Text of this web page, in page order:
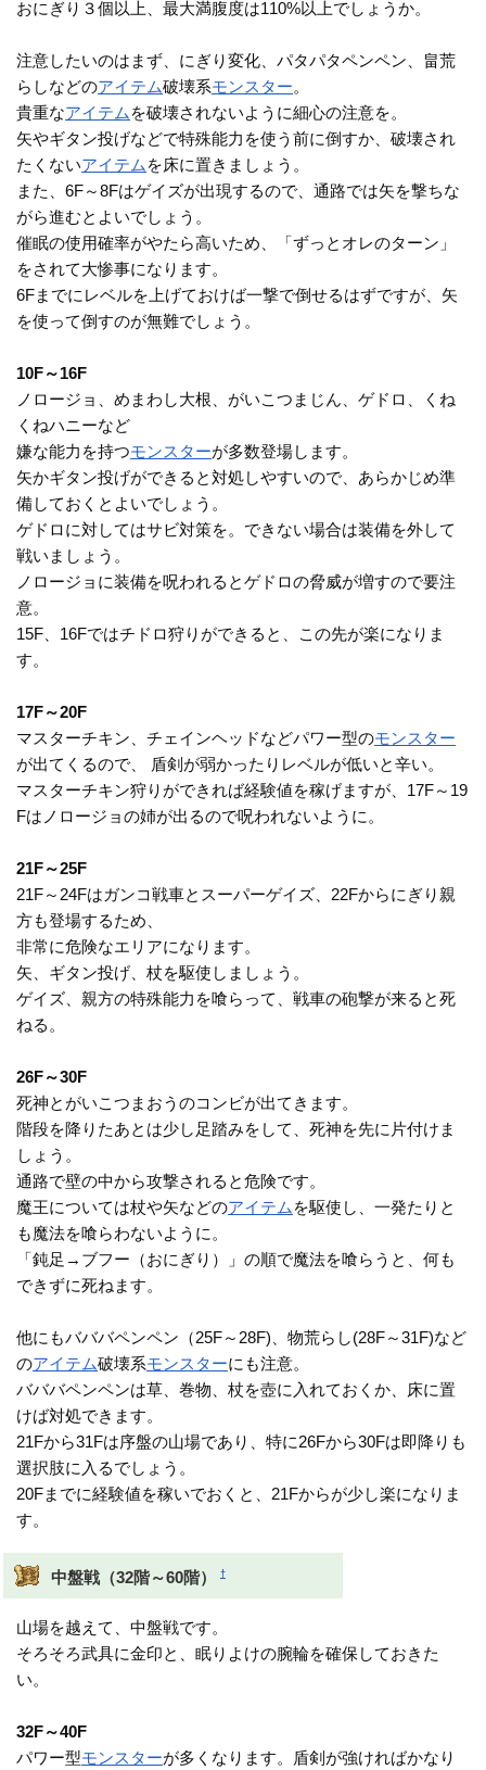
おにぎり３個以上、最大満腹度は110%以上でしょうか。
注意したいのはまず、にぎり変化、パタパタペンペン、畠荒
らしなどのアイテム破壊系モンスター。
貴重なアイテム を破壊されないように細心の注意を。
矢やギタン投げなどで特殊能力を使う前に倒すか、破壊され
たくないアイテム を床に置きましょう。
また、6F～8Fはゲイズが出現するので、通路では矢を撃ちな
がら進むとよいでしょう。
催眠の使用確率がやたら高いため、「ずっとオレのターン」
をされて大惨事になります。
6Fまでにレベルを上げておけば一撃で倒せるはずですが、矢
を使って倒すのが無難でしょう。
10F～16F
ノロージョ、めまわし大根、がいこつまじん、ゲドロ、くね
くねハニーなど
嫌な能力を持つモンスターが多数登場します。
矢かギタン投げができると対処しやすいので、あらかじめ準
備しておくとよいでしょう。
ゲドロに対してはサビ対策を。できない場合は装備を外して
戦いましょう。
ノロージョに装備を呪われるとゲドロの脅威が増すので要注
意。
15F、16Fではチドロ狩りができると、この先が楽になりま
す。
17F～20F
マスターチキン、チェインヘッドなどパワー型のモンスター
が出てくるので、 盾剣が弱かったりレベルが低いと辛い。
マスターチキン狩りができれば経験値を稼げますが、17F～19
Fはノロージョの姉が出るので呪われないように。
21F～25F
21F～24Fはガンコ戦車とスーパーゲイズ、22Fからにぎり親
方も登場するため、
非常に危険なエリアになります。
矢、ギタン投げ、杖を駆使しましょう。
ゲイズ、親方の特殊能力を喰らって、戦車の砲撃が来ると死
ねる。
26F～30F
死神とがいこつまおうのコンビが出てきます。
階段を降りたあとは少し足踏みをして、死神を先に片付けま
しょう。
通路で壁の中から攻撃されると危険です。
魔王については杖や矢などのアイテム を駆使し、一発たりと
も魔法を喰らわないように。
「鈍足→ブフー（おにぎり）」の順で魔法を喰らうと、何も
できずに死ねます。
他にもバババペンペン（25F～28F)、物荒らし(28F～31F)など
のアイテム破壊系モンスターにも注意。
バババペンペンは草、巻物、杖を壺に入れておくか、床に置
けば対処できます。
21Fから31Fは序盤の山場であり、特に26Fから30Fは即降りも
選択肢に入るでしょう。
20Fまでに経験値を稼いでおくと、21Fからが少し楽になりま
す。
中盤戦（32階～60階） †
山場を越えて、中盤戦です。
そろそろ武具に金印と、眠りよけの腕輪を確保しておきた
い。
32F～40F
パワー型モンスターが多くなります。盾剣が強ければかなり